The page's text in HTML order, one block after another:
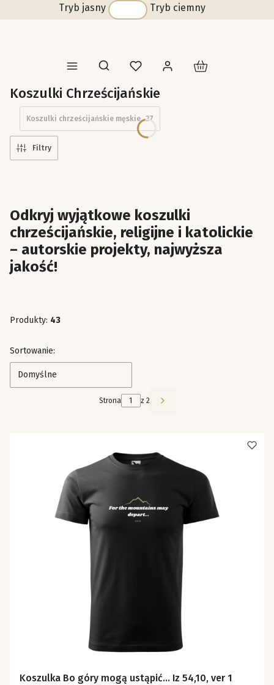
Tryb jasny Tryb ciemny
Otwórz wyszukiwarkę Produkty w
Koszulki Chrześcijańskie
Koszulki chrześcijańskie męskie 27
Filtry
Odkryj wyjątkowe koszulki
chrześcijańskie, religijne i katolickie
– autorskie projekty, najwyższa
jakość!
Produkty: 43
Lista produktów
Sortowanie:
Domyślne
Strona z 2 Następne produkty
Koszulka Bo góry mogą ustąpić… Iz 54,10, ver 1